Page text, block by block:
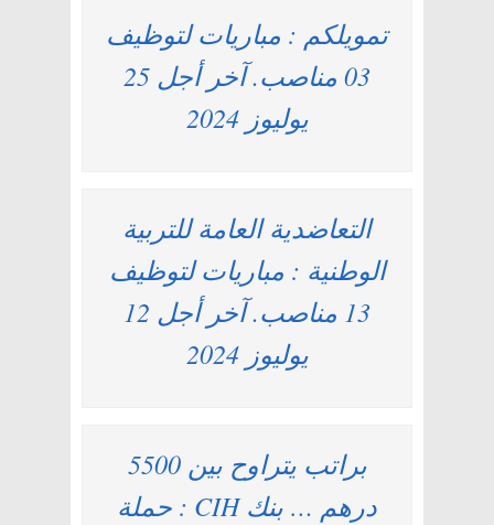
تمويلكم : مباريات لتوظيف
03 مناصب. آخر أجل 25
يوليوز 2024
التعاضدية العامة للتربية
الوطنية : مباريات لتوظيف
13 مناصب. آخر أجل 12
يوليوز 2024
براتب يتراوح بين 5500
درهم … بنك CIH : حملة